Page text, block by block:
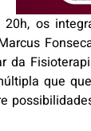
os
da
que